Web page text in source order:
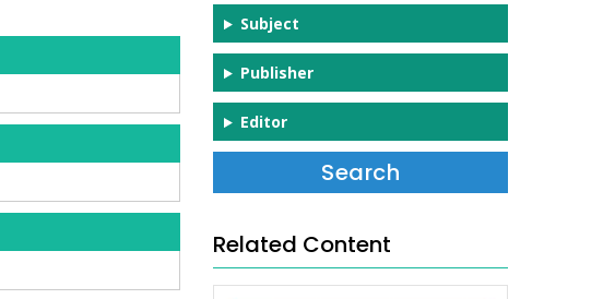
Subject
Publisher
Editor
Related Content